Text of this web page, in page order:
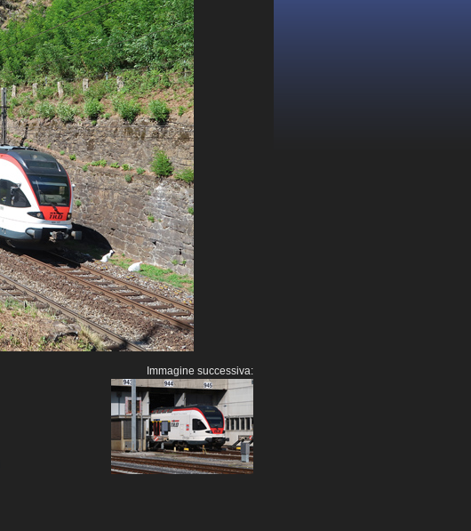
Immagine successiva: